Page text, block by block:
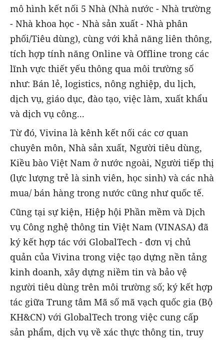
mô hình kết nối 5 Nhà (Nhà nước - Nhà trường
- Nhà khoa học - Nhà sản xuất - Nhà phân
phối/Tiêu dùng), cùng với khả năng liên thông,
tích hợp tính năng Online và Offline trong các
lĩnh vực thiết yếu thông qua môi trường số
như: Bán lẻ, logistics, nông nghiệp, du lịch,
dịch vụ, giáo dục, đào tạo, việc làm, xuất khẩu
và dịch vụ công...
Từ đó, Vivina là kênh kết nối các cơ quan
chuyên môn, Nhà sản xuất, Người tiêu dùng,
Kiều bào Việt Nam ở nước ngoài, Người tiếp thị
(lực lượng trẻ là sinh viên, học sinh) và các nhà
mua/ bán hàng trong nước cũng như quốc tế.
Cũng tại sự kiện, Hiệp hội Phần mềm và Dịch
vụ Công nghệ thông tin Việt Nam (VINASA) đã
ký kết hợp tác với GlobalTech - đơn vị chủ
quản của Vivina trong việc tạo dựng nền tảng
kinh doanh, xây dựng niềm tin và bảo vệ
người tiêu dùng trên môi trường số; ký kết hợp
tác giữa Trung tâm Mã số mã vạch quốc gia (Bộ
KH&CN) với GlobalTech trong việc cung cấp
sản phẩm, dịch vụ về xác thực thông tin, truy